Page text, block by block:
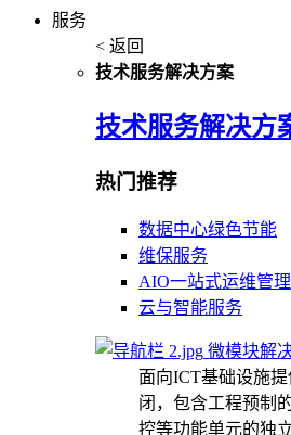
服务
< 返回
技术服务解决方案
技术服务解决方
热门推荐
数据中心绿色节能
维保服务
AIO一站式运维管
云与智能服务
微模块解
面向ICT基础设施
闭，包含工程预制
控等功能单元的独